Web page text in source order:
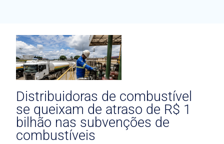
Distribuidoras de combustível
se queixam de atraso de R$ 1
bilhão nas subvenções de
combustíveis